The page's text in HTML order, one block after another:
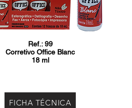
Ref.: 99
Corretivo Office Blanc
18 ml
FICHA TÉCNICA